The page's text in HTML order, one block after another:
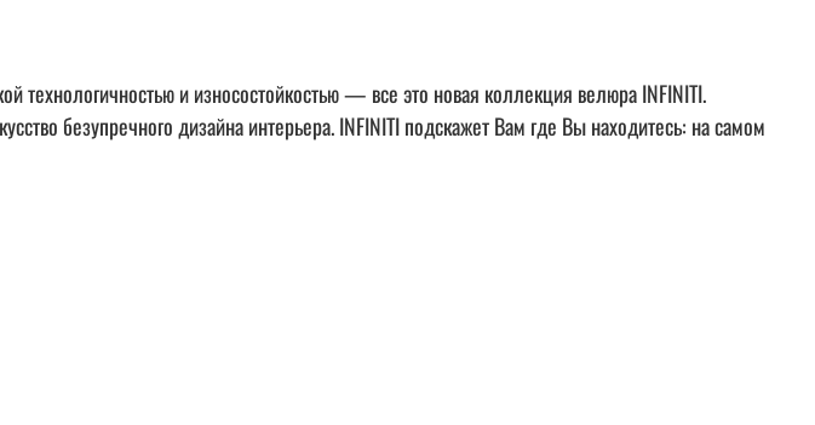
технологичностью и износостойкостью — все это новая коллекция велюра INFINITI.
безупречного дизайна интерьера. INFINITI подскажет Вам где Вы находитесь: на самом